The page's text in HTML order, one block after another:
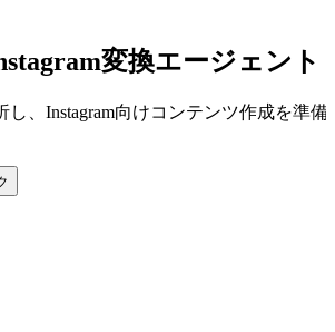
変換エージェント
し、Instagram向けコンテンツ作成を